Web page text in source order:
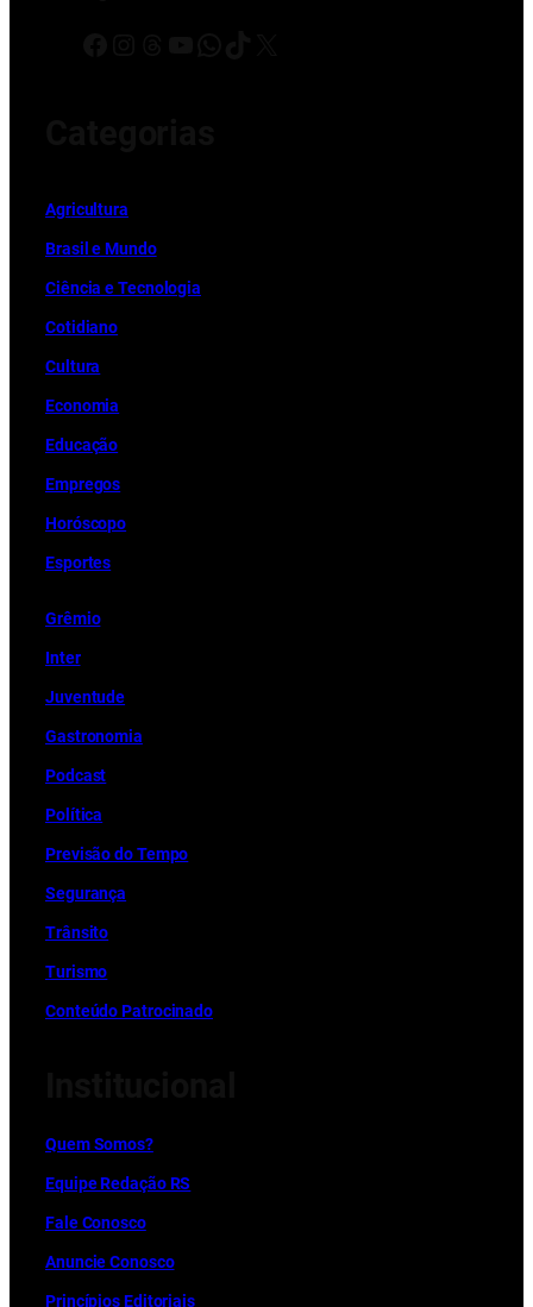
Agricultura
Brasil e Mundo
Ciência e Tecnologia
Cotidiano
Cultura
Economia
Educação
Empregos
Horóscopo
Esportes
Grêmio
Inter
Juventude
Gastronomia
Podcast
Política
Previsão do Tempo
Segurança
Trânsito
Turismo
Conteúdo Patrocinado
Quem Somos?
Equipe Redação RS
Fale Conosco
Anuncie Conosco
Princípios Editoriais